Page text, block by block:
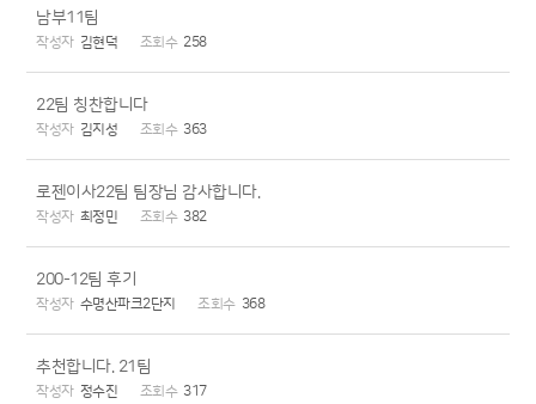
남부11팀
김현덕 258
22팀 칭찬합니다
김지성 363
로젠이사22팀 팀장님 감사합니다.
최정민 382
200-12팀 후기
수명산파크2단지 368
추천합니다. 21팀
정수진 317